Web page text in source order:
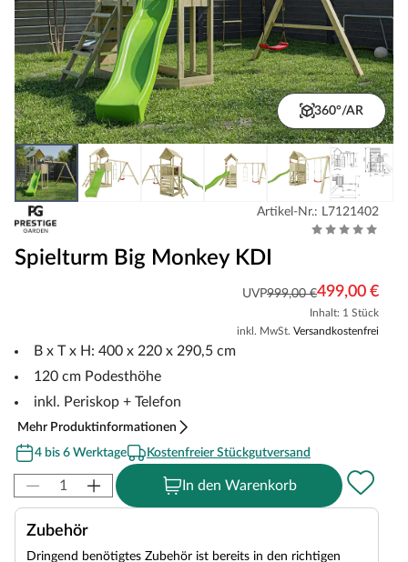
360°/AR
Artikel-Nr.: L7121402
Spielturm Big Monkey KDI
UVP999,00 €499,00 €
Inhalt: 1 Stück
inkl. MwSt. Versandkostenfrei
B x T x H: 400 x 220 x 290,5 cm
120 cm Podesthöhe
inkl. Periskop + Telefon
Mehr Produktinformationen
4 bis 6 Werktage
Kostenfreier Stückgutversand
In den Warenkorb
Zubehör
Dringend benötigtes Zubehör ist bereits in den richtigen